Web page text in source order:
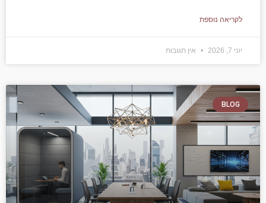
לקריאה נוספת
יוני 7, 2026 אין תגובות
BLOG